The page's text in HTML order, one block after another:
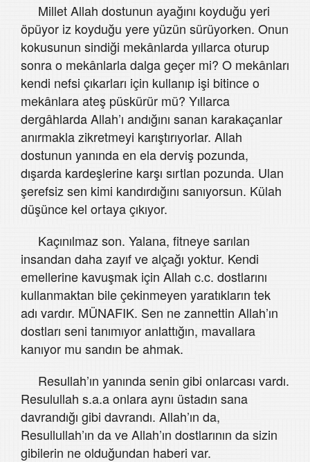
Millet Allah dostunun ayağını koyduğu yeri
öpüyor iz koyduğu yere yüzün sürüyorken. Onun
kokusunun sindiği mekânlarda yıllarca oturup
sonra o mekânlarla dalga geçer mi? O mekânları
kendi nefsi çıkarları için kullanıp işi bitince o
mekânlara ateş püskürür mü? Yıllarca
dergâhlarda Allah’ı andığını sanan karakaçanlar
anırmakla zikretmeyi karıştırıyorlar. Allah
dostunun yanında en ela derviş pozunda,
dışarda kardeşlerine karşı sırtlan pozunda. Ulan
şerefsiz sen kimi kandırdığını sanıyorsun. Külah
düşünce kel ortaya çıkıyor.
Kaçınılmaz son. Yalana, fitneye sarılan
insandan daha zayıf ve alçağı yoktur. Kendi
emellerine kavuşmak için Allah c.c. dostlarını
kullanmaktan bile çekinmeyen yaratıkların tek
adı vardır. MÜNAFIK. Sen ne zannettin Allah’ın
dostları seni tanımıyor anlattığın, mavallara
kanıyor mu sandın be ahmak.
Resullah’ın yanında senin gibi onlarcası vardı.
Resulullah s.a.a onlara aynı üstadın sana
davrandığı gibi davrandı. Allah’ın da,
Resullullah’ın da ve Allah’ın dostlarının da sizin
gibilerin ne olduğundan haberi var.